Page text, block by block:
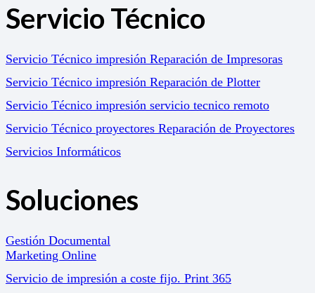
Servicio Técnico
Servicio Técnico impresión Reparación de Impresoras
Servicio Técnico impresión Reparación de Plotter
Servicio Técnico impresión servicio tecnico remoto
Servicio Técnico proyectores Reparación de Proyectores
Servicios Informáticos
Soluciones
Gestión Documental
Marketing Online
Servicio de impresión a coste fijo. Print 365